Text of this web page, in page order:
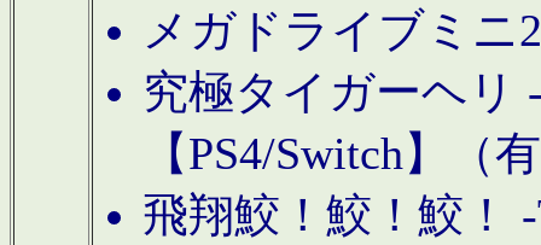
メガドライブミニ
究極タイガーヘリ
【PS4/Switch】（
飛翔鮫！鮫！鮫！